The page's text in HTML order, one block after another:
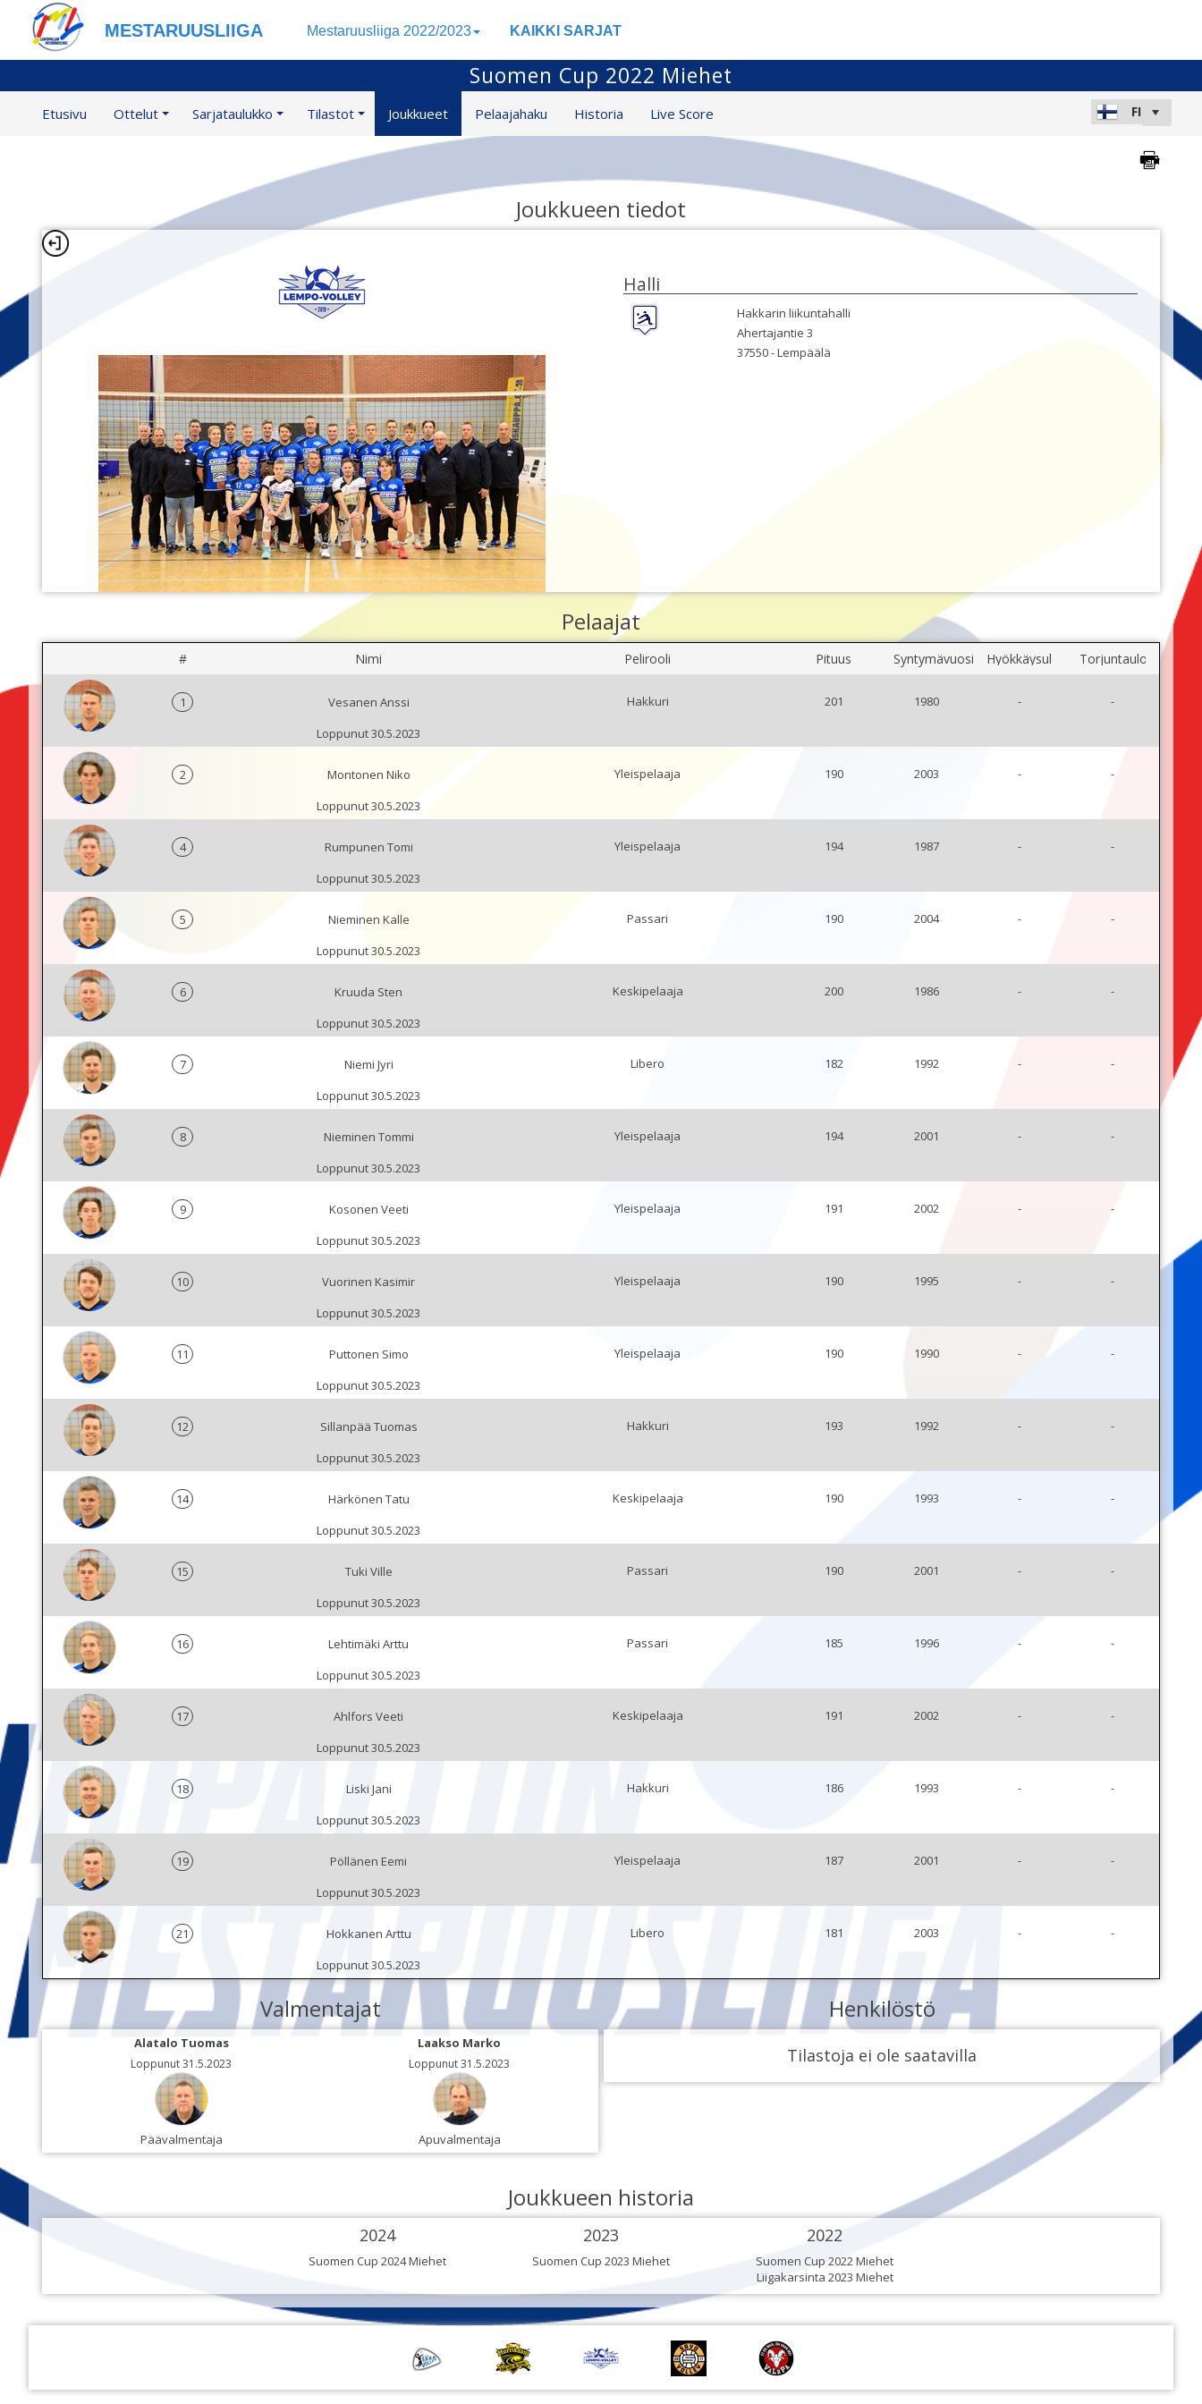
MESTARUUSLIIGA Mestaruusliiga 2022/2023 KAIKKI SARJAT
Suomen Cup 2022 Miehet
Etusivu Ottelut Sarjataulukko Tilastot Joukkueet Pelaajahaku Historia Live Score
Joukkueen tiedot
Halli
Hakkarin liikuntahalli
Ahertajantie 3
37550 -Lempäälä
Pelaajat
# Nimi Pelirooli Pituus Syntymävuosi HyökkäysulottuvuusTorjuntaulottuvuus
1
Vesanen Anssi
Loppunut 30.5.2023
Hakkuri 201 1980 - -
2
Montonen Niko
Loppunut 30.5.2023
Yleispelaaja 190 2003 - -
4
Rumpunen Tomi
Loppunut 30.5.2023
Yleispelaaja 194 1987 - -
5
Nieminen Kalle
Loppunut 30.5.2023
Passari 190 2004 - -
6
Kruuda Sten
Loppunut 30.5.2023
Keskipelaaja 200 1986 - -
7
Niemi Jyri
Loppunut 30.5.2023
Libero 182 1992 - -
8
Nieminen Tommi
Loppunut 30.5.2023
Yleispelaaja 194 2001 - -
9
Kosonen Veeti
Loppunut 30.5.2023
Yleispelaaja 191 2002 - -
10
Vuorinen Kasimir
Loppunut 30.5.2023
Yleispelaaja 190 1995 - -
11
Puttonen Simo
Loppunut 30.5.2023
Yleispelaaja 190 1990 - -
12
Sillanpää Tuomas
Loppunut 30.5.2023
Hakkuri 193 1992 - -
14
Härkönen Tatu
Loppunut 30.5.2023
Keskipelaaja 190 1993 - -
15
Tuki Ville
Loppunut 30.5.2023
Passari 190 2001 - -
16
Lehtimäki Arttu
Loppunut 30.5.2023
Passari 185 1996 - -
17
Ahlfors Veeti
Loppunut 30.5.2023
Keskipelaaja 191 2002 - -
18
Liski Jani
Loppunut 30.5.2023
Hakkuri 186 1993 - -
19
Pöllänen Eemi
Loppunut 30.5.2023
Yleispelaaja 187 2001 - -
21
Hokkanen Arttu
Loppunut 30.5.2023
Libero 181 2003 - -
Valmentajat
Alatalo Tuomas
Loppunut 31.5.2023
Päävalmentaja
Laakso Marko
Loppunut 31.5.2023
Apuvalmentaja
Henkilöstö
Tilastoja ei ole saatavilla
Joukkueen historia
2024
Suomen Cup 2024 Miehet
2023
Suomen Cup 2023 Miehet
2022
Suomen Cup 2022 Miehet
Liigakarsinta 2023 Miehet